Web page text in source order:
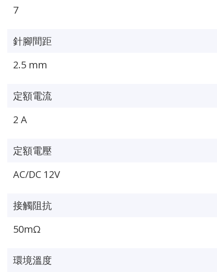
7
針腳間距
2.5 mm
定額電流
2 A
定額電壓
AC/DC 12V
接觸阻抗
50mΩ
環境溫度